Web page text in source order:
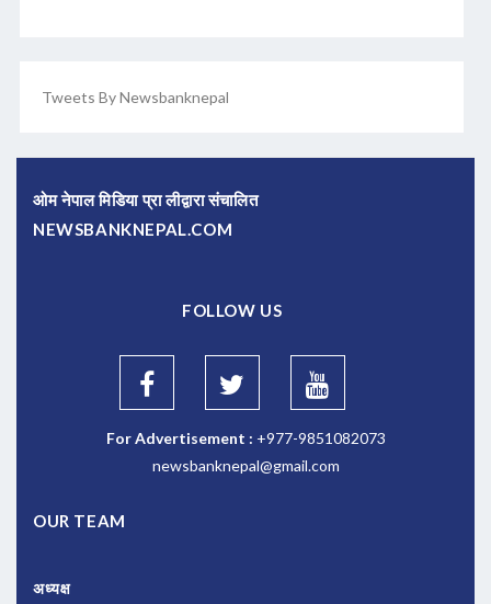
Tweets By Newsbanknepal
ओम नेपाल मिडिया प्रा लीद्वारा संचालित
NEWSBANKNEPAL.COM
FOLLOW US
For Advertisement : +977-9851082073
newsbanknepal@gmail.com
OUR TEAM
अध्यक्ष